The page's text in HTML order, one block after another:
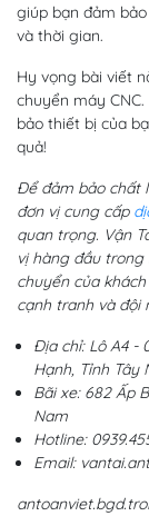
giúp bạn đảm
và thời gian.
Hy vọng bài viết
chuyển máy
bảo thiết bị của
quả!
Để đảm bảo chất
đơn vị cung cấp
quan trọng. Vận
vị hàng đầu trong
chuyển của
cạnh tranh và đội
Địa chỉ: Lô A4 -
Hạnh, Tỉnh Tây
Bãi xe: 682 Ấp
Nam
Hotline:
Email: